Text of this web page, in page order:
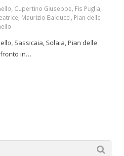
Cupertino Giuseppe Fis Puglia
Maurizio Balducci Pian delle
Sassicaia, Solaia, Pian delle
in…